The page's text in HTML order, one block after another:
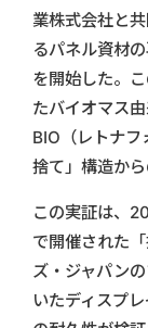
業株式会社と
るパネル資材
を開始した。
たバイオマス
BIO（レトナフ
捨て」構造から
この実証は、
で開催された
ズ・ジャパン
いたディスプ